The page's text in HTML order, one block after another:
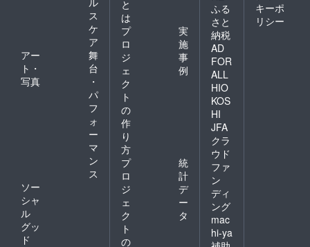
ス
ケ
ア
アー
ト・
写真
舞
台
・
パ
フ
ォ
ー
マ
ン
ス
ソー
シャ
ル
グッ
ド
と
は
プ
ロ
ジ
ェ
ク
ト
の
作
り
方
実
施
事
例
プ
ロ
ジ
ェ
ク
ト
の
統
計
デ
ー
タ
ふる
さと
納税
AD
FOR
ALL
HIO
KOS
HI
JFA
クラ
ウド
ファ
ン
ディ
ング
mac
hi-ya
キーポ
リシー